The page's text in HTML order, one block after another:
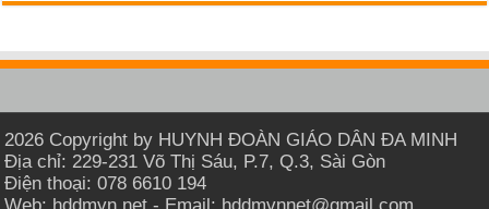
2026 Copyright by HUYNH ĐOÀN GIÁO DÂN ĐA MINH
Địa chỉ: 229-231 Võ Thị Sáu, P.7, Q.3, Sài Gòn
Điện thoại: 078 6610 194